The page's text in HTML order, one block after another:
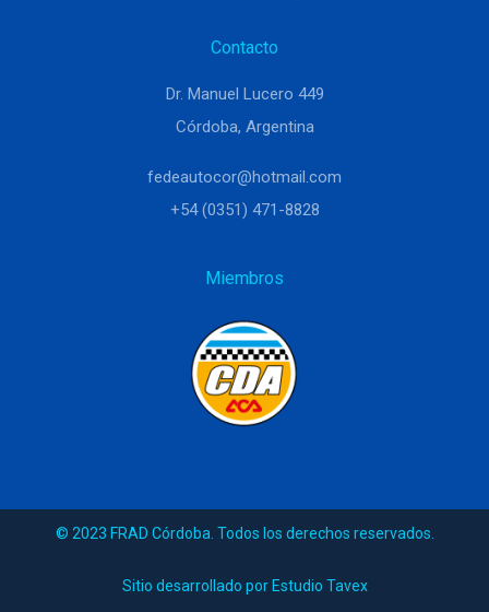
Contacto
Dr. Manuel Lucero 449
Córdoba, Argentina
fedeautocor@hotmail.com
+54 (0351) 471-8828
Miembros
© 2023 FRAD Córdoba. Todos los derechos reservados.
Sitio desarrollado por Estudio Tavex